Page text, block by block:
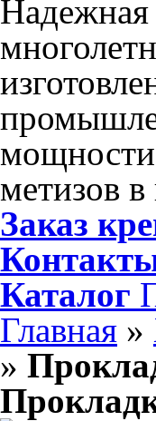
Надежная
мощности
метизов
Заказ
Каталог
Главная »
»